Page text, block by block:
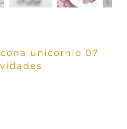
unicornio 07